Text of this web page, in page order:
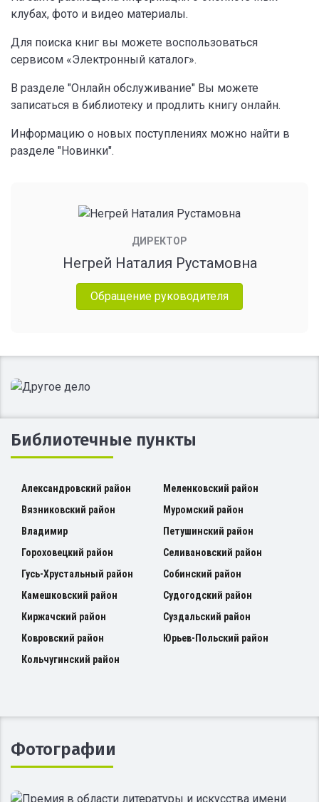
клубах, фото и видео материалы.
Для поиска книг вы можете воспользоваться
сервисом «Электронный каталог».
В разделе "Онлайн обслуживание" Вы можете
записаться в библиотеку и продлить книгу онлайн.
Информацию о новых поступлениях можно найти в
разделе "Новинки".
ДИРЕКТОР
Негрей Наталия Рустамовна
Обращение руководителя
Библиотечные пункты
Александровский район
Вязниковский район
Владимир
Гороховецкий район
Гусь-Хрустальный район
Камешковский район
Киржачский район
Ковровский район
Кольчугинский район
Меленковский район
Муромский район
Петушинский район
Селивановский район
Собинский район
Судогодский район
Суздальский район
Юрьев-Польский район
Фотографии